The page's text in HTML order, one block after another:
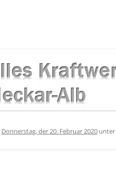
Donnerstag, der 20. Februar 2020 unter